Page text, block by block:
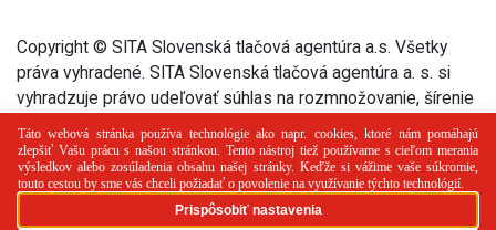
Copyright © SITA Slovenská tlačová agentúra a.s. Všetky
práva vyhradené. SITA Slovenská tlačová agentúra a. s. si
vyhradzuje právo udeľovať súhlas na rozmnožovanie, šírenie